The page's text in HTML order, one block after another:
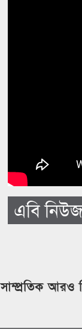
এবি
সাম্প্রতিক আরও